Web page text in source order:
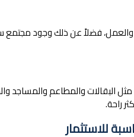
والعمل، فضلاً عن ذلك وجود
البقالات والمطاعم والمساجد
راحة.
للاستثمار